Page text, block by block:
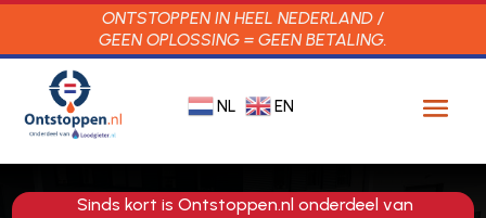
ONTSTOPPEN IN HEEL NEDERLAND /
GEEN OPLOSSING = GEEN BETALING.
NL EN
Sinds kort is Ontstoppen.nl onderdeel van